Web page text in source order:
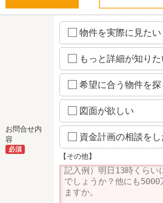
お問合せ内
容
必須
物件を実際に見たい
もっと詳細が知りた
希望に合う物件を
図面が欲しい
資金計画の相談をし
【その他】